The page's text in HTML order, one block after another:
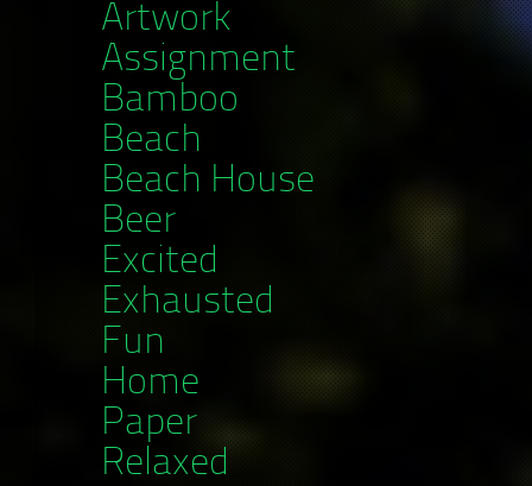
Artwork
Assignment
Bamboo
Beach
Beach House
Beer
Excited
Exhausted
Fun
Home
Paper
Relaxed